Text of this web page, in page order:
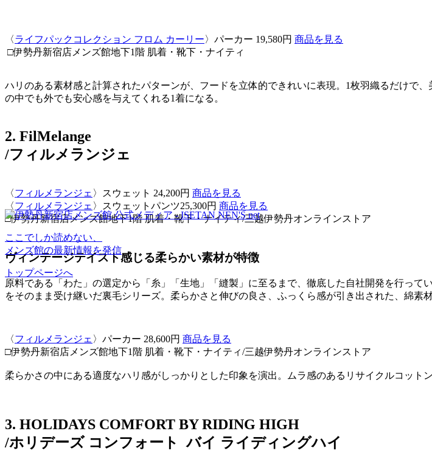
〈ライフパックコレクション フロム カーリー〉パーカー 19,580円 商品を見る
□伊勢丹新宿店メンズ館地下1階 肌着・靴下・ナイティ
ハリのある素材感と計算されたパターンが、フードを立体的できれいに表現。1枚羽織るだけで
の中でも外でも安心感を与えてくれる1着になる。
2. FilMelange
/フィルメランジェ
〈フィルメランジェ 〉スウェット 24,200円 商品を見る
〈フィルメランジェ 〉スウェットパンツ25,300円 商品を見る
□伊勢丹新宿店メンズ館地下1階 肌着・靴下・ナイティ/三越伊勢丹オンラインストア
ヴィンテージテイスト感じる柔らかい素材が特徴
原料である「わた」の選定から「糸」「生地」「縫製」に至るまで、徹底した自社開発を行っ
をそのまま受け継いだ裏毛シリーズ。柔らかさと伸びの良さ、ふっくら感が引き出された、綿素
〈フィルメランジェ 〉パーカー 28,600円 商品を見る
□伊勢丹新宿店メンズ館地下1階 肌着・靴下・ナイティ/三越伊勢丹オンラインストア
柔らかさの中にある適度なハリ感がしっかりとした印象を演出。ムラ感のあるリサイクルコット
3. HOLIDAYS COMFORT BY RIDING HIGH
/ホリデーズ コンフォート バイ ライディングハイ
ここでしか読めない、
メンズ館の最新情報を発信
トップページへ